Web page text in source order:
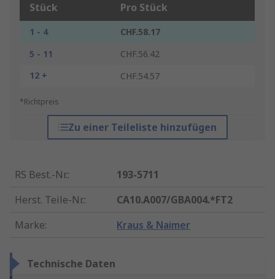
Stück Pro Stück
1 - 4
CHF.58.17
5 - 11
CHF.56.42
12 +
CHF.54.57
*Richtpreis
Zu einer Teileliste hinzufügen
RS Best.-Nr.:
193-5711
Herst. Teile-Nr.:
CA10.A007/GBA004.*FT2
Marke: Kraus & Naimer
Technische Daten